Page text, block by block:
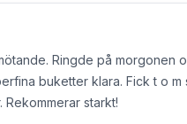
Ringde på morgonen
buketter klara. Fick t o
starkt!